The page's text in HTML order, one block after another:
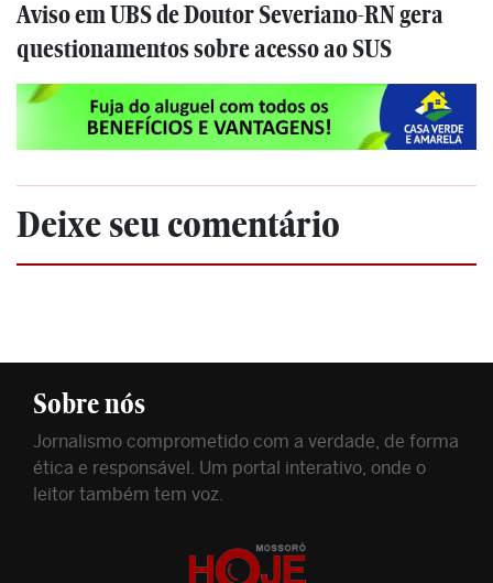
Aviso em UBS de Doutor Severiano-RN gera
questionamentos sobre acesso ao SUS
Deixe seu comentário
Sobre nós
Jornalismo comprometido com a verdade, de forma
ética e responsável. Um portal interativo, onde o
leitor também tem voz.